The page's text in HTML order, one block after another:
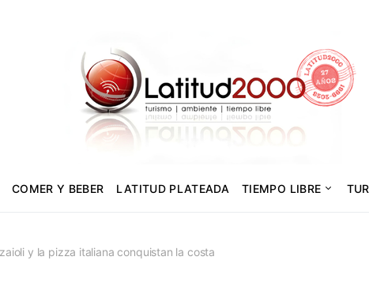
COMER Y BEBER LATITUD PLATEADA TIEMPO LIBRE
y la pizza italiana conquistan la costa